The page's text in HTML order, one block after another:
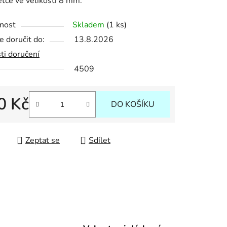
Skladem (1 ks)
doručit do:
13.8.2026
doručení
4509
Kč DO KOŠÍKU
Zeptat se Sdílet